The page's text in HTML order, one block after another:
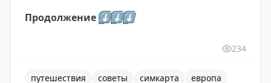
Продолжение⬇️⬇️⬇️
234
путешествия советы симкарта
европа